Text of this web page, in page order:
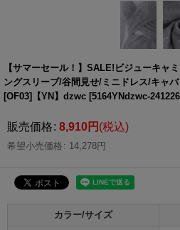
【サマーセール！】SALE!ビジューキャ
ングスリーブ/谷間見せ/ミニドレス/キャ
[OF03]【YN】dzwc [5164YNdzwc-
販売価格: 8,910円 (税込)
希望小売価格 : 14,278円
カラー/サイズ